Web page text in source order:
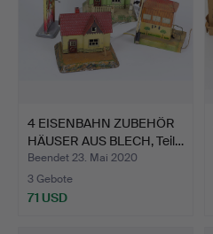
4 EISENBAHN ZUBEHÖR
HÄUSER AUS BLECH, Teil…
Beendet 23. Mai 2020
3 Gebote
71 USD